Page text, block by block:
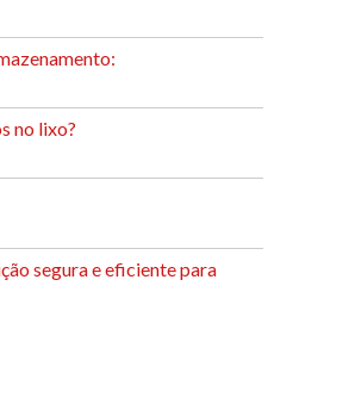
no lixo?
segura e eficiente para